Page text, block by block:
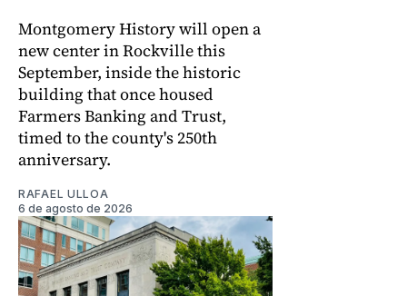
Montgomery History will open a
new center in Rockville this
September, inside the historic
building that once housed
Farmers Banking and Trust,
timed to the county's 250th
anniversary.
RAFAEL ULLOA
6 de agosto de 2026